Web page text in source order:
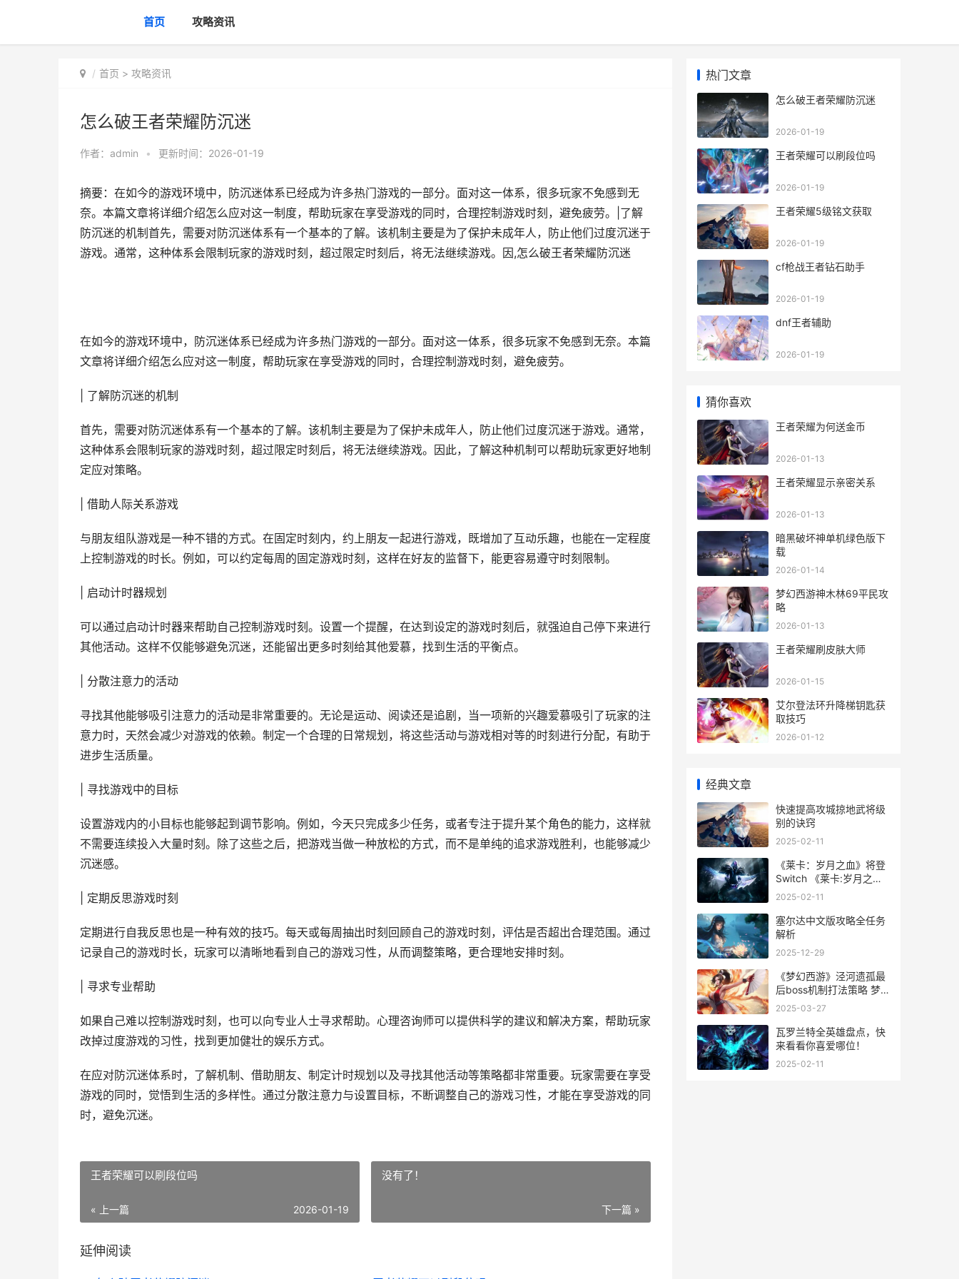
首页 攻略资讯
首页 > 攻略资讯
怎么破王者荣耀防沉迷
作者： admin • 更新时间：2026-01-19
摘要：在如今的游戏环境中，防沉迷体系已经成为许多热门游戏的一部分。面对这一体系，很多玩家不免感到无
奈。本篇文章将详细介绍怎么应对这一制度，帮助玩家在享受游戏的同时，合理控制游戏时刻，避免疲劳。|了解
防沉迷的机制首先，需要对防沉迷体系有一个基本的了解。该机制主要是为了保护未成年人，防止他们过度沉迷于
游戏。通常，这种体系会限制玩家的游戏时刻，超过限定时刻后，将无法继续游戏。因,怎么破王者荣耀防沉迷
在如今的游戏环境中，防沉迷体系已经成为许多热门游戏的一部分。面对这一体系，很多玩家不免感到无奈。本篇
文章将详细介绍怎么应对这一制度，帮助玩家在享受游戏的同时，合理控制游戏时刻，避免疲劳。
| 了解防沉迷的机制
首先，需要对防沉迷体系有一个基本的了解。该机制主要是为了保护未成年人，防止他们过度沉迷于游戏。通常，
这种体系会限制玩家的游戏时刻，超过限定时刻后，将无法继续游戏。因此，了解这种机制可以帮助玩家更好地制
定应对策略。
| 借助人际关系游戏
与朋友组队游戏是一种不错的方式。在固定时刻内，约上朋友一起进行游戏，既增加了互动乐趣，也能在一定程度
上控制游戏的时长。例如，可以约定每周的固定游戏时刻，这样在好友的监督下，能更容易遵守时刻限制。
| 启动计时器规划
可以通过启动计时器来帮助自己控制游戏时刻。设置一个提醒，在达到设定的游戏时刻后，就强迫自己停下来进行
其他活动。这样不仅能够避免沉迷，还能留出更多时刻给其他爱慕，找到生活的平衡点。
| 分散注意力的活动
寻找其他能够吸引注意力的活动是非常重要的。无论是运动、阅读还是追剧，当一项新的兴趣爱慕吸引了玩家的注
意力时，天然会减少对游戏的依赖。制定一个合理的日常规划，将这些活动与游戏相对等的时刻进行分配，有助于
进步生活质量。
| 寻找游戏中的目标
设置游戏内的小目标也能够起到调节影响。例如，今天只完成多少任务，或者专注于提升某个角色的能力，这样就
不需要连续投入大量时刻。除了这些之后，把游戏当做一种放松的方式，而不是单纯的追求游戏胜利，也能够减少
沉迷感。
| 定期反思游戏时刻
定期进行自我反思也是一种有效的技巧。每天或每周抽出时刻回顾自己的游戏时刻，评估是否超出合理范围。通过
记录自己的游戏时长，玩家可以清晰地看到自己的游戏习性，从而调整策略，更合理地安排时刻。
| 寻求专业帮助
如果自己难以控制游戏时刻，也可以向专业人士寻求帮助。心理咨询师可以提供科学的建议和解决方案，帮助玩家
改掉过度游戏的习性，找到更加健壮的娱乐方式。
在应对防沉迷体系时，了解机制、借助朋友、制定计时规划以及寻找其他活动等策略都非常重要。玩家需要在享受
游戏的同时，觉悟到生活的多样性。通过分散注意力与设置目标，不断调整自己的游戏习性，才能在享受游戏的同
时，避免沉迷。
王者荣耀可以刷段位吗
« 上一篇 2026-01-19
没有了！
下一篇 »
延伸阅读
热门文章
怎么破王者荣耀防沉迷
2026-01-19
王者荣耀可以刷段位吗
2026-01-19
王者荣耀5级铭文获取
2026-01-19
cf枪战王者钻石助手
2026-01-19
dnf王者辅助
2026-01-19
猜你喜欢
王者荣耀为何送金币
2026-01-13
王者荣耀显示亲密关系
2026-01-13
暗黑破坏神单机绿色版下
载
2026-01-14
梦幻西游神木林69平民攻
略
2026-01-13
王者荣耀刷皮肤大师
2026-01-15
艾尔登法环升降梯钥匙获
取技巧
2026-01-12
经典文章
快速提高攻城掠地武将级
别的诀窍
2025-02-11
《莱卡：岁月之血》将登
Switch 《莱卡:岁月之
血》
2025-02-11
塞尔达中文版攻略全任务
解析
2025-12-29
《梦幻西游》泾河遗孤最
后boss机制打法策略 梦
幻西游泾河遗孤攻略
2025-03-27
瓦罗兰特全英雄盘点，快
来看看你喜爱哪位！
2025-02-11